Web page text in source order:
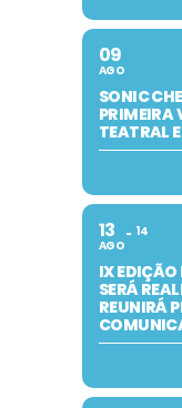
09
AGO
SONIC
PRIMEIRA
TEATRAL
13
AGO
14
IX
SERÁ
REUNIRÁ